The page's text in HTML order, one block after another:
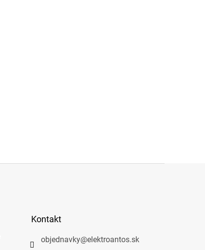
Kontakt
objednavky@elektroantos.sk